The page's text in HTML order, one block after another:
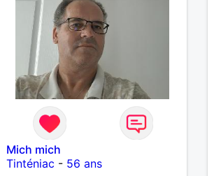
Mich mich
Tinténiac - 56 ans